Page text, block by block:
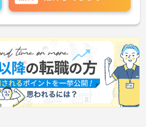
も可能です。ま
くるみん認定」を
した扶養手当など
が整っています。
がつき手厚くフォ
不安を軽減できま
績や、宿泊費補助
ており、有資格者
がらやりがいを持
職場です。